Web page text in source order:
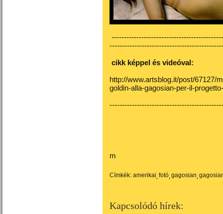
cikk képpel és videóval:
http://www.artsblog.it/post/67127/
goldin-alla-gagosian-per-il-
m
Címkék: amerikai fotó gagosian
Kapcsolódó hírek: